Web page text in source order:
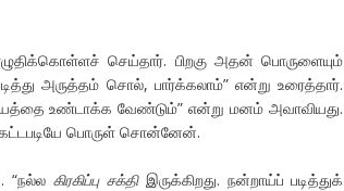
செய்தார். பிறகு அதன் பொருளையும்
அருத்தம் சொல், பார்க்கலாம்” என்று உரைத்தார்.
உண்டாக்க வேண்டும்” என்று மனம் அவாவியது.
கேட்டபடியே பொருள் சொன்னேன்.
“நல்ல கிரகிப்பு சக்திஇருக்கிறது. நன்றாய்ப் படித்துக்